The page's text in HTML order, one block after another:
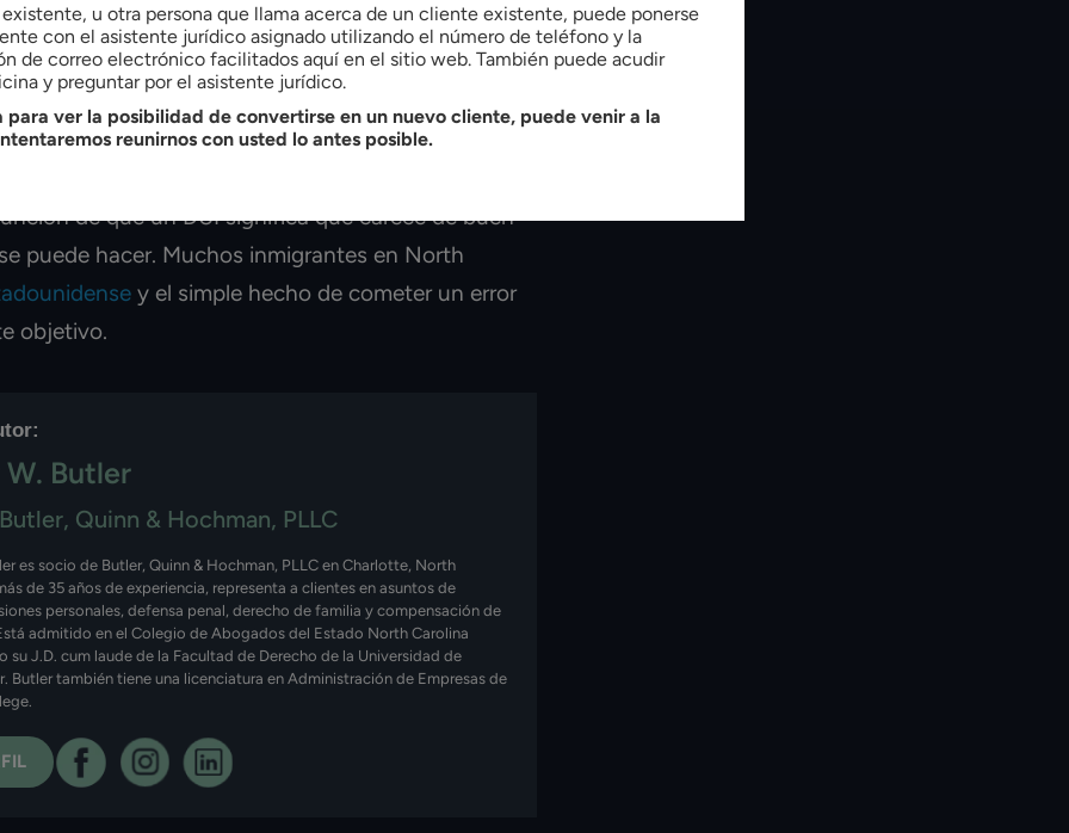
si cometió un error
automáticamente para la ciudadanía. Usted
de que un DUI significa que carece de buen
puede hacer. Muchos inmigrantes en North
y el simple hecho de cometer un error
objetivo.
W. Butler
Butler, Quinn & Hochman, PLLC
es socio de Butler, Quinn & Hochman, PLLC en Charlotte, North
de 35 años de experiencia, representa a clientes en asuntos de
personales, defensa penal, derecho de familia y compensación de
admitido en el Colegio de Abogados del Estado North Carolina
su J.D. cum laude de la Facultad de Derecho de la Universidad de
Butler también tiene una licenciatura en Administración de Empresas de
u otra persona que llama acerca de un cliente existente, puede ponerse
con el asistente jurídico asignado utilizando el número de teléfono y la
de correo electrónico facilitados aquí en el sitio web. También puede acudir
y preguntar por el asistente jurídico.
para ver la posibilidad de convertirse en un nuevo cliente, puede venir a la
reunirnos con usted lo antes posible.